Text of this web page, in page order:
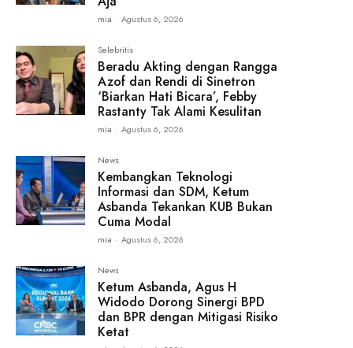
mia - Agustus 6, 2026
Selebritis
Beradu Akting dengan Rangga
Azof dan Rendi di Sinetron
‘Biarkan Hati Bicara’, Febby
Rastanty Tak Alami Kesulitan
mia - Agustus 6, 2026
News
Kembangkan Teknologi
Informasi dan SDM, Ketum
Asbanda Tekankan KUB Bukan
Cuma Modal
mia - Agustus 6, 2026
News
Ketum Asbanda, Agus H
Widodo Dorong Sinergi BPD
dan BPR dengan Mitigasi Risiko
Ketat